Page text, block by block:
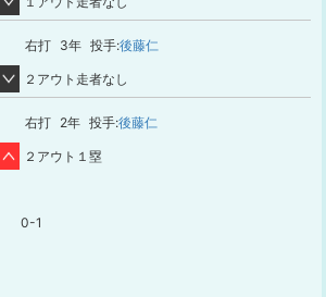
右打 3年 投手:後藤仁
２アウト走者なし
右打 2年 投手:後藤仁
２アウト１塁
0-1